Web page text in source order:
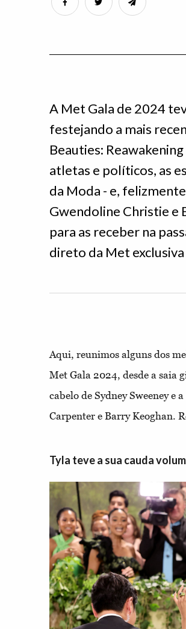
A Met Gala de 2024
festejando a mais
Beauties:
atletas e políticos, as
da Moda - e,
Gwendoline Christie e
para as receber na
direto da Met exclusiva
Aqui, reunimos alguns dos
Met Gala 2024, desde a saia
cabelo de Sydney Sweeney
Carpenter e Barry Keoghan.
Tyla teve a sua cauda